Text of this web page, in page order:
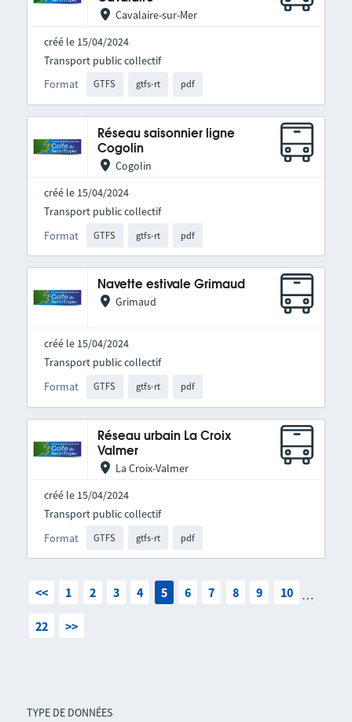
TYPE DE DONNÉES
Cavalaire-sur-Mer
créé le 15/04/2024
Format GTFS gtfs-rt pdf
Transport public collectif
Réseau saisonnier ligne
Cogolin
Cogolin
créé le 15/04/2024
Format GTFS gtfs-rt pdf
Transport public collectif
Navette estivale Grimaud
Grimaud
créé le 15/04/2024
Format GTFS gtfs-rt pdf
Transport public collectif
Réseau urbain La Croix
Valmer
La Croix-Valmer
créé le 15/04/2024
Format GTFS gtfs-rt pdf
Transport public collectif
<< 1 2 3 4 5 6 7 8 9 10
…
22
>>